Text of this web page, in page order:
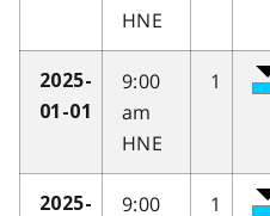
HNE
2025-
01-01
9:00
am
HNE
1
2025-
9:00
1